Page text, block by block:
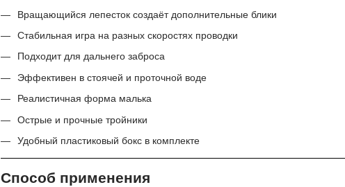
Вращающийся лепесток создаёт дополнительные блики
Стабильная игра на разных скоростях проводки
Подходит для дальнего заброса
Эффективен в стоячей и проточной воде
Реалистичная форма малька
Острые и прочные тройники
Удобный пластиковый бокс в комплекте
Способ применения